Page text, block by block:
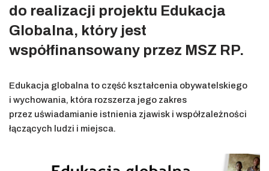
do realizacji projektu Edukacja
Globalna, który jest
współfinansowany przez MSZ RP.
Edukacja globalna to część kształcenia obywatelskiego
i wychowania, która rozszerza jego zakres
przez uświadamianie istnienia zjawisk i współzależności
łączących ludzi i miejsca.